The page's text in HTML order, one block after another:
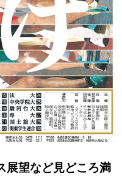
展望など見どころ満